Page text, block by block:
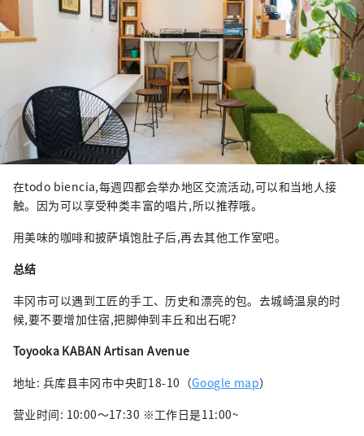
在todo biencia,每週四都会举办地区交流活动,可以和当地人接
触。因为可以享受种类丰富的唱片,所以推荐哦。
用美味的咖啡和披萨填饱肚子后,再去其他工作室吧。
总结
丰冈市可以遇到工匠的手工、历史和漂亮的包。去城崎温泉的时
候,要不要增加住宿,把脚伸到丰丘和出石呢?
Toyooka KABAN Artisan Avenue
地址: 兵库县丰冈市中央町18-10（Google map）
营业时间: 10:00～17:30 ※工作日是11:00~